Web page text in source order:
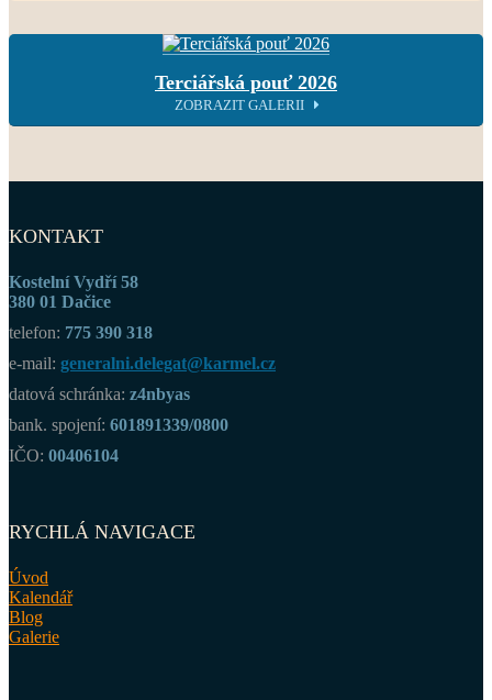
Terciářská pouť 2026
ZOBRAZIT GALERII
KONTAKT
Kostelní Vydří 58
380 01 Dačice
telefon: 775 390 318
e-mail: generalni.delegat@karmel.cz
datová schránka: z4nbyas
bank. spojení: 601891339/0800
IČO: 00406104
RYCHLÁ NAVIGACE
Úvod
Kalendář
Blog
Galerie